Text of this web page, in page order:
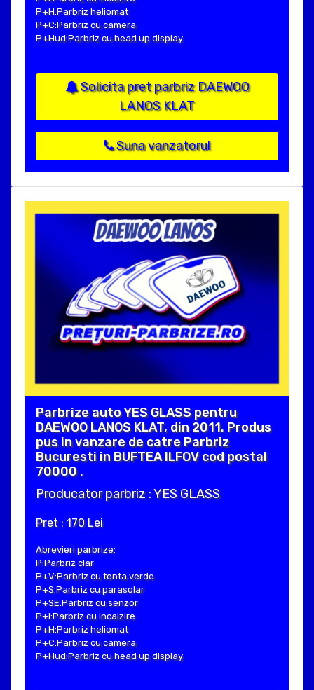
P+H:Parbriz heliomat
P+C:Parbriz cu camera
P+Hud:Parbriz cu head up display
Solicita pret parbriz DAEWOO
LANOS KLAT
Suna vanzatorul
Parbrize auto YES GLASS pentru
DAEWOO LANOS KLAT, din 2011. Produs
pus in vanzare de catre Parbriz
Bucuresti in BUFTEA ILFOV cod postal
70000 .
Producator parbriz : YES GLASS
Pret : 170 Lei
Abrevieri parbrize:
P:Parbriz clar
P+V:Parbriz cu tenta verde
P+S:Parbriz cu parasolar
P+SE:Parbriz cu senzor
P+I:Parbriz cu incalzire
P+H:Parbriz heliomat
P+C:Parbriz cu camera
P+Hud:Parbriz cu head up display